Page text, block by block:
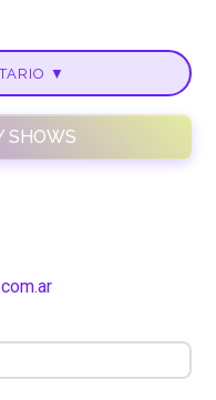
▼
SHOWS